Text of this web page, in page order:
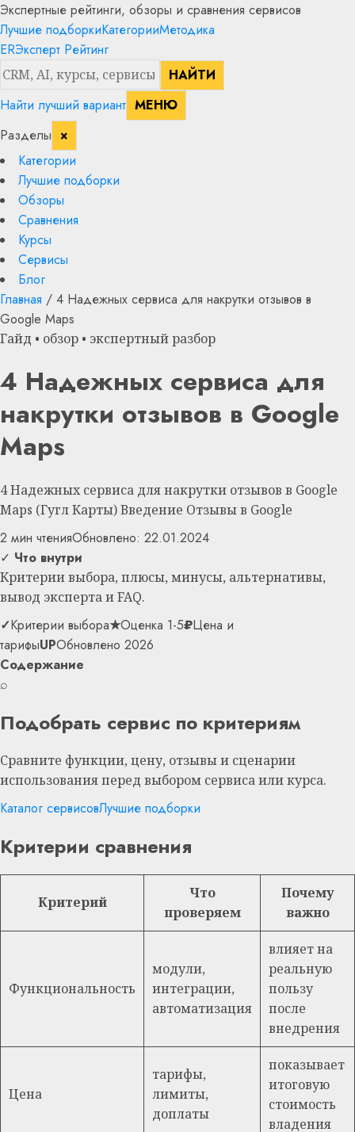
Экспертные рейтинги, обзоры и сравнения сервисов
Лучшие подборкиКатегорииМетодика
ERЭксперт Рейтинг
НАЙТИ
Найти лучший вариант МЕНЮ
Разделы ×
Категории
Лучшие подборки
Обзоры
Сравнения
Курсы
Сервисы
Блог
Главная / 4 Надежных сервиса для накрутки отзывов в
Google Maps
Гайд • обзор • экспертный разбор
4 Надежных сервиса для
накрутки отзывов в Google
Maps
4 Надежных сервиса для накрутки отзывов в Google
Maps (Гугл Карты) Введение Отзывы в Google
2 мин чтенияОбновлено: 22.01.2024
✓ Что внутри
Критерии выбора, плюсы, минусы, альтернативы,
вывод эксперта и FAQ.
✓Критерии выбора★Оценка 1-5₽Цена и
тарифыUPОбновлено 2026
Содержание
⌕
Подобрать сервис по критериям
Сравните функции, цену, отзывы и сценарии
использования перед выбором сервиса или курса.
Каталог сервисовЛучшие подборки
Критерии сравнения
Критерий
Что
проверяем
Почему
важно
Функциональность
модули,
интеграции,
автоматизация
влияет на
реальную
пользу
после
внедрения
Цена
тарифы,
лимиты,
доплаты
показывает
итоговую
стоимость
владения